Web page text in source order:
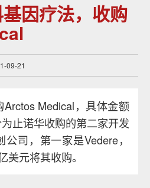
因疗法，收购
09-21
Medical，具体金额
止诺华收购的第二家开发
司，第一家是Vedere，
美元将其收购。